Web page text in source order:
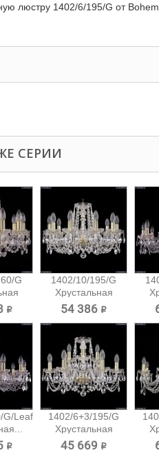
люстру 1402/6/195/G от
СЕРИИ
G
₽
1402/10/195/G
Хрустальная
подвесная...
54 386 ₽
Leafs
₽
1402/6+3/195/G
Хрустальная
подвесная...
45 669 ₽